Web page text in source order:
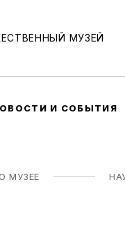
МУЗЕЙ
И СОБЫТИЯ
О МУЗЕЕ